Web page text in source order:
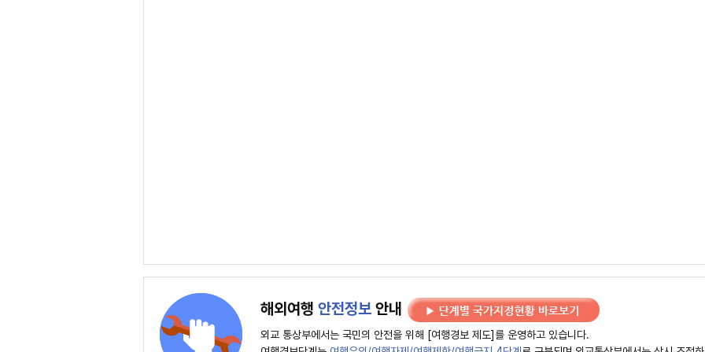
해외여행 안전정보 안내
외교 통상부에서는 국민의 안전을 위해 [여행경보 제도]를 운영하고 있습니다.